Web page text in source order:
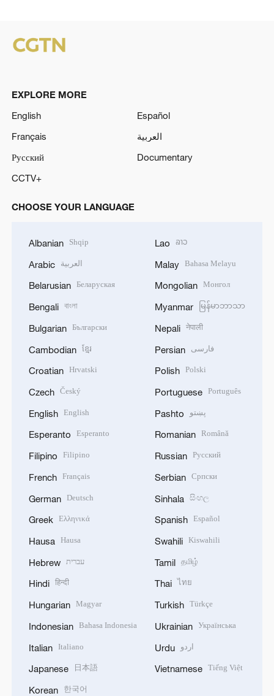
EXPLORE MORE
English
Español
Français
العربية
Русский
Documentary
CCTV+
CHOOSE YOUR LANGUAGE
Albanian Shqip
Arabic العربية
Belarusian Беларуская
Bengali বাংলা
Bulgarian Български
Cambodian ខ្មែរ
Croatian Hrvatski
Czech Český
English English
Esperanto Esperanto
Filipino Filipino
French Français
German Deutsch
Greek Ελληνικά
Hausa Hausa
Hebrew עברית
Hindi हिन्दी
Hungarian Magyar
Indonesian Bahasa Indonesia
Italian Italiano
Japanese 日本語
Korean 한국어
Lao ລາວ
Malay Bahasa Melayu
Mongolian Монгол
Myanmar မြန်မာဘာသာ
Nepali नेपाली
Persian فارسی
Polish Polski
Portuguese Português
Pashto پښتو
Romanian Română
Russian Русский
Serbian Српски
Sinhala සිංහල
Spanish Español
Swahili Kiswahili
Tamil தமிழ்
Thai ไทย
Turkish Türkçe
Ukrainian Українська
Urdu اردو
Vietnamese Tiếng Việt